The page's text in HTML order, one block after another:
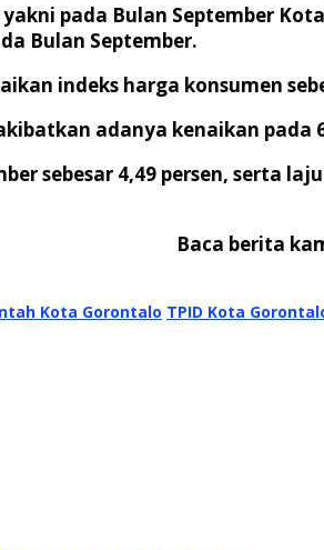
pada Bulan September
Bulan September.
indeks harga konsumen
adanya kenaikan pada
sebesar 4,49 persen, serta
Baca berita
Kota Gorontalo TPID Kota